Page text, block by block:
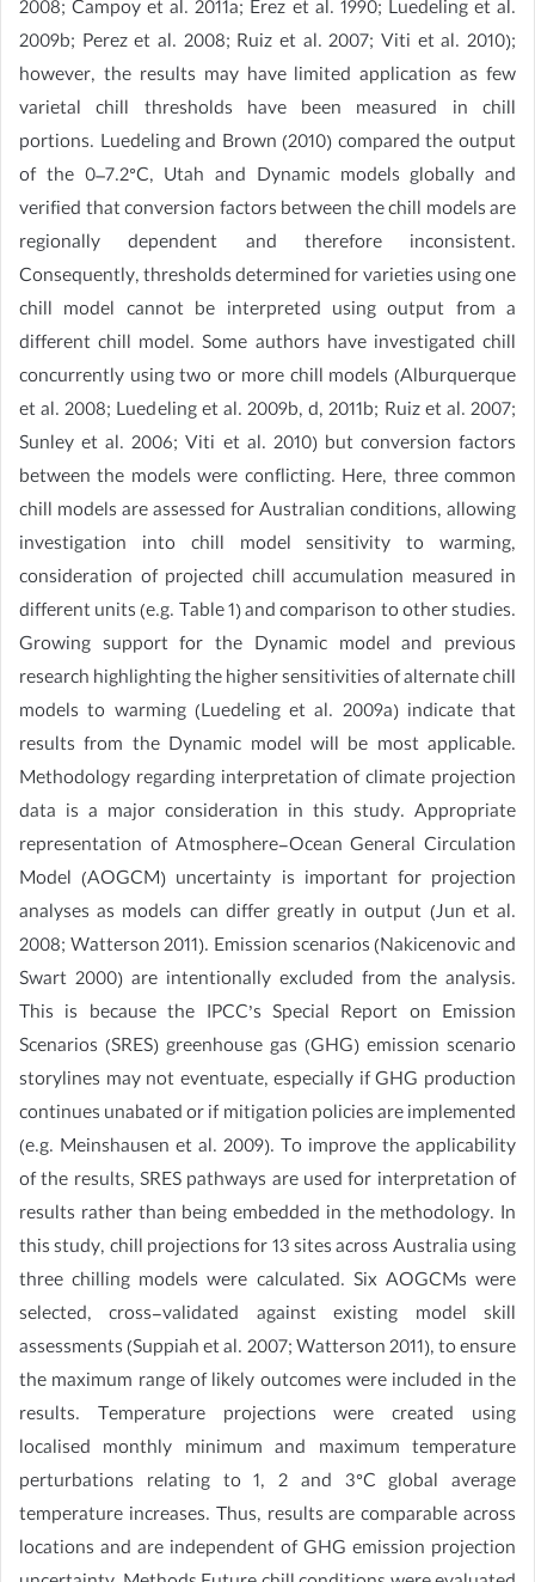
2008; Campoy et al. 2011a; Erez et al. 1990; Luedeling et al.
2009b; Perez et al. 2008; Ruiz et al. 2007; Viti et al. 2010);
however, the results may have limited application as few
varietal chill thresholds have been measured in chill
portions. Luedeling and Brown (2010) compared the output
of the 0–7.2°C, Utah and Dynamic models globally and
verified that conversion factors between the chill models are
regionally dependent and therefore inconsistent.
Consequently, thresholds determined for varieties using one
chill model cannot be interpreted using output from a
different chill model. Some authors have investigated chill
concurrently using two or more chill models (Alburquerque
et al. 2008; Luedeling et al. 2009b, d, 2011b; Ruiz et al. 2007;
Sunley et al. 2006; Viti et al. 2010) but conversion factors
between the models were conflicting. Here, three common
chill models are assessed for Australian conditions, allowing
investigation into chill model sensitivity to warming,
consideration of projected chill accumulation measured in
different units (e.g. Table 1) and comparison to other studies.
Growing support for the Dynamic model and previous
research highlighting the higher sensitivities of alternate chill
models to warming (Luedeling et al. 2009a) indicate that
results from the Dynamic model will be most applicable.
Methodology regarding interpretation of climate projection
data is a major consideration in this study. Appropriate
representation of Atmosphere-Ocean General Circulation
Model (AOGCM) uncertainty is important for projection
analyses as models can differ greatly in output (Jun et al.
2008; Watterson 2011). Emission scenarios (Nakicenovic and
Swart 2000) are intentionally excluded from the analysis.
This is because the IPCC’s Special Report on Emission
Scenarios (SRES) greenhouse gas (GHG) emission scenario
storylines may not eventuate, especially if GHG production
continues unabated or if mitigation policies are implemented
(e.g. Meinshausen et al. 2009). To improve the applicability
of the results, SRES pathways are used for interpretation of
results rather than being embedded in the methodology. In
this study, chill projections for 13 sites across Australia using
three chilling models were calculated. Six AOGCMs were
selected, cross-validated against existing model skill
assessments (Suppiah et al. 2007; Watterson 2011), to ensure
the maximum range of likely outcomes were included in the
results. Temperature projections were created using
localised monthly minimum and maximum temperature
perturbations relating to 1, 2 and 3°C global average
temperature increases. Thus, results are comparable across
locations and are independent of GHG emission projection